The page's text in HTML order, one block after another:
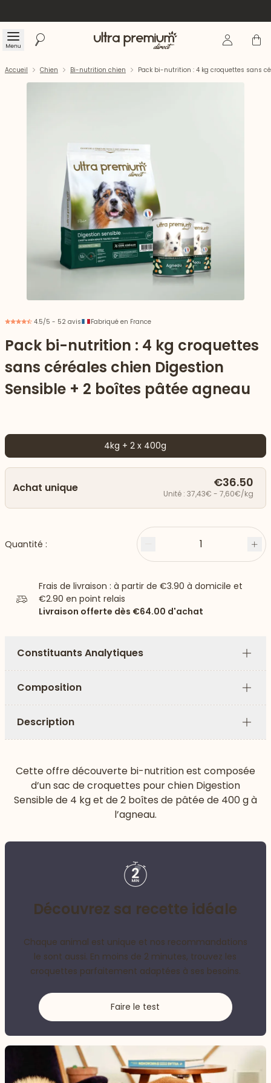
Menu Rechercher Accueil Se Panier
vers le bas
Accueil Chien Bi-nutrition chien Pack bi-nutrition : 4 kg croquettes sans
4.5/5 - 52 avis Fabriqué en France
Pack bi-nutrition : 4 kg croquettes
sans céréales chien Digestion
Sensible + 2 boîtes pâtée agneau
4kg + 2 x 400g
Achat unique €36.50
Unité : 37,43€ - 7,60€/kg
Quantité : Moins 1
Frais de livraison : à partir de €3.90 à domicile et
€2.90 en point relais
Livraison offerte dès €64.00 d'achat
Constituants Analytiques
Plus
Composition
Plus
Description
Plus
Cette offre découverte bi-nutrition est composée
d’un sac de croquettes pour chien Digestion
Sensible de 4 kg et de 2 boîtes de pâtée de 400 g à
l’agneau.
Découvrez sa recette idéale
Chaque animal est unique et nos recommandations
le sont aussi. En moins de 2 minutes, trouvez les
croquettes parfaitement adaptées à ses besoins.
Faire le test